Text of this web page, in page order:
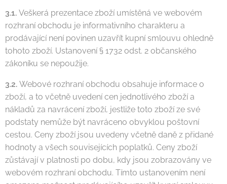
3.1. Veškerá prezentace zboží umístěná ve webovém
rozhraní obchodu je informativního charakteru a
prodávající není povinen uzavřít kupní smlouvu ohledně
tohoto zboží. Ustanovení § 1732 odst. 2 občanského
zákoníku se nepoužije.
3.2. Webové rozhraní obchodu obsahuje informace o
zboží, a to včetně uvedení cen jednotlivého zboží a
nákladů za navrácení zboží, jestliže toto zboží ze své
podstaty nemůže být navráceno obvyklou poštovní
cestou. Ceny zboží jsou uvedeny včetně daně z přidané
hodnoty a všech souvisejících poplatků. Ceny zboží
zůstávají v platnosti po dobu, kdy jsou zobrazovány ve
webovém rozhraní obchodu. Tímto ustanovením není